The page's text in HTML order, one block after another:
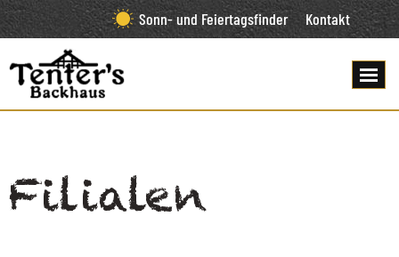
Sonn- und Feiertagsfinder Kontakt
Filialen